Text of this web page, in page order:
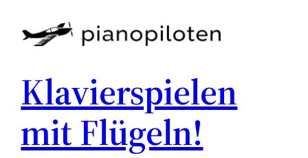
Klavierspielen
mit Flügeln!